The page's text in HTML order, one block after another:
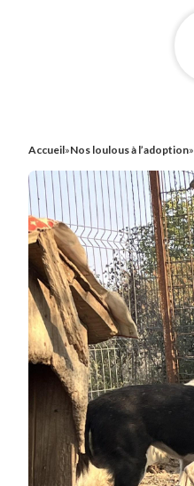
Accueil»Nos loulous à l’adoption»